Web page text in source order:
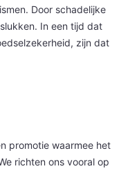
Door schadelijke
In een tijd dat
zijn dat
promotie waarmee het
richten ons vooral op